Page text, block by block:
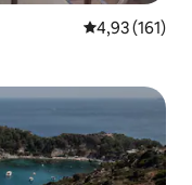
Средна
4,93 (161)